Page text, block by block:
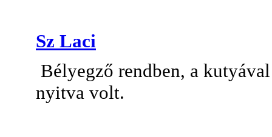
Sz Laci
Bélyegző rendben, a
nyitva volt.